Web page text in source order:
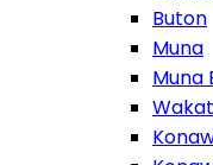
Buton
Muna
Muna